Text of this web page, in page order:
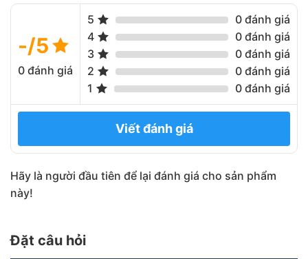
-/5
0 đánh giá
5
0 đánh giá
4
0 đánh giá
3
0 đánh giá
2
0 đánh giá
1
0 đánh giá
Viết đánh giá
Hãy là người đầu tiên để lại đánh giá cho sản phẩm
này!
Đặt câu hỏi